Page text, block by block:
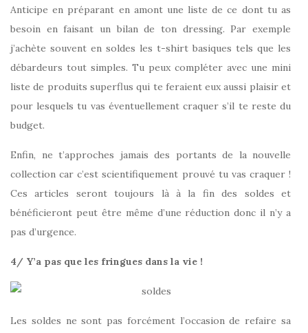
Anticipe en préparant en amont une liste de ce dont tu as
besoin en faisant un bilan de ton dressing. Par exemple
j’achète souvent en soldes les t-shirt basiques tels que les
débardeurs tout simples. Tu peux compléter avec une mini
liste de produits superflus qui te feraient eux aussi plaisir et
pour lesquels tu vas éventuellement craquer s’il te reste du
budget.
Enfin, ne t’approches jamais des portants de la nouvelle
collection car c’est scientifiquement prouvé tu vas craquer !
Ces articles seront toujours là à la fin des soldes et
bénéficieront peut être même d’une réduction donc il n’y a
pas d’urgence.
4/ Y’a pas que les fringues dans la vie !
Les soldes ne sont pas forcément l’occasion de refaire sa